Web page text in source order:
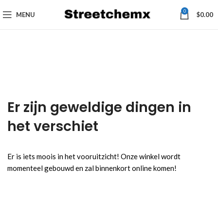
MENU 0 $0.00
Er zijn geweldige dingen in
het verschiet
Er is iets moois in het vooruitzicht! Onze winkel wordt
momenteel gebouwd en zal binnenkort online komen!